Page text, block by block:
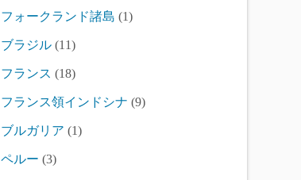
フォークランド諸島 (1)
ブラジル (11)
フランス (18)
フランス領インドシナ (9)
ブルガリア (1)
ペルー (3)